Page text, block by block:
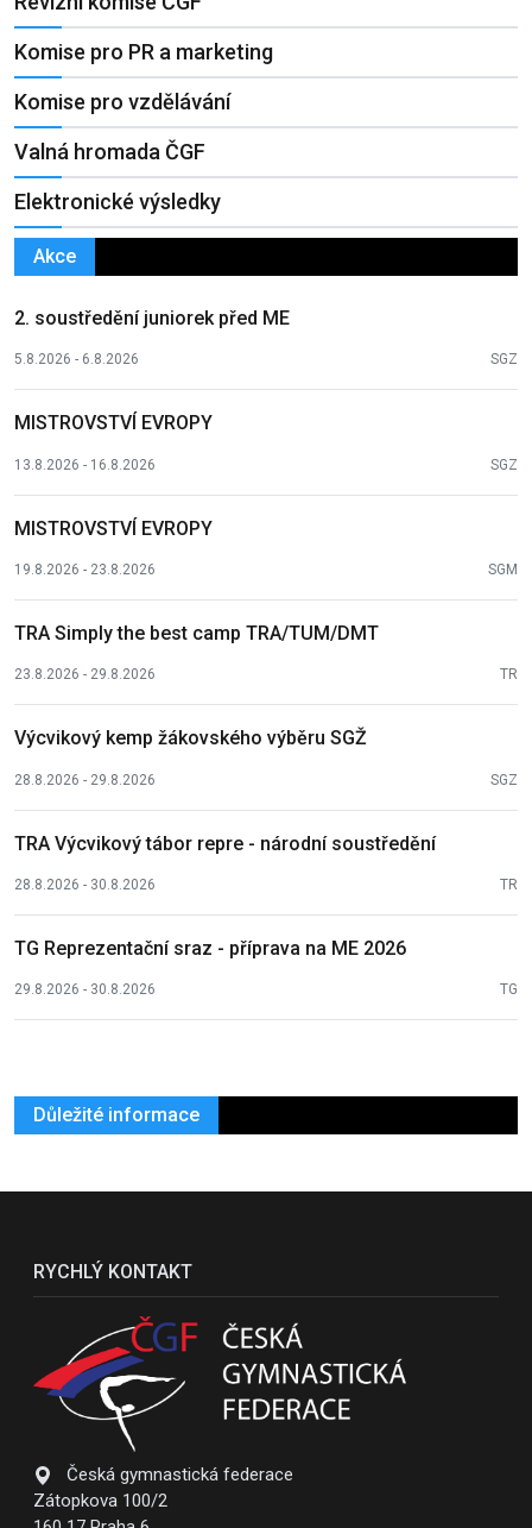
Komise pro PR a marketing
Komise pro vzdělávání
Valná hromada ČGF
Elektronické výsledky
Akce
2. soustředění juniorek před ME
5.8.2026 - 6.8.2026 SGZ
MISTROVSTVÍ EVROPY
13.8.2026 - 16.8.2026 SGZ
MISTROVSTVÍ EVROPY
19.8.2026 - 23.8.2026 SGM
TRA Simply the best camp TRA/TUM/DMT
23.8.2026 - 29.8.2026 TR
Výcvikový kemp žákovského výběru SGŽ
28.8.2026 - 29.8.2026 SGZ
TRA Výcvikový tábor repre - národní soustředění
28.8.2026 - 30.8.2026 TR
TG Reprezentační sraz - příprava na ME 2026
29.8.2026 - 30.8.2026 TG
Důležité informace
RYCHLÝ KONTAKT
Česká gymnastická federace
Zátopkova 100/2